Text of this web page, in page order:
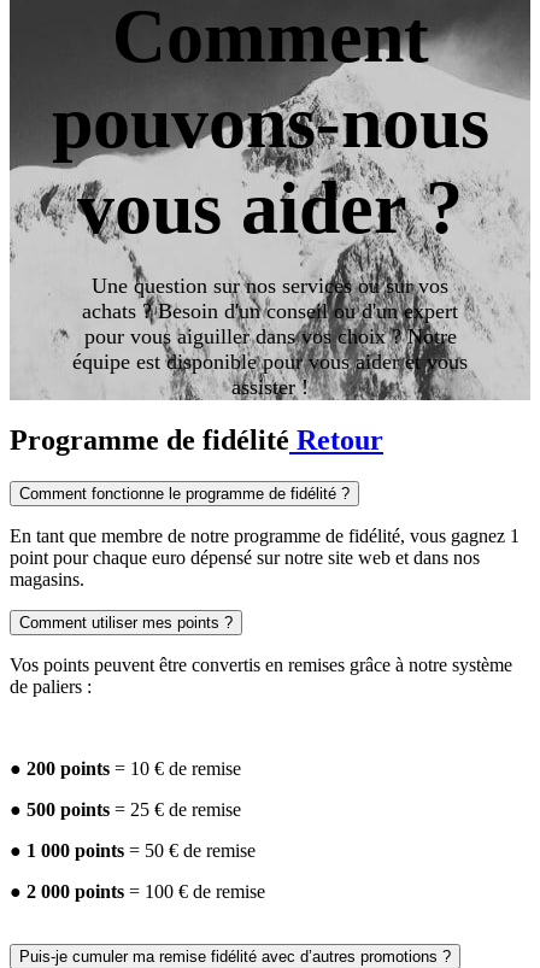
Comment
pouvons-nous
vous aider ?​
Une question sur nos services ou sur vos
achats ? Besoin d'un conseil ou d'un expert
pour vous aiguiller dans vos choix ? Notre
équipe est disponible pour vous aider et vous
assister !
Programme de fidélité Retour
Comment fonctionne le programme de fidélité ?
En tant que membre de notre programme de fidélité, vous gagnez 1
point pour chaque euro dépensé sur notre site web et dans nos
magasins.
Comment utiliser mes points ?
Vos points peuvent être convertis en remises grâce à notre système
de paliers :
● 200 points = 10 € de remise
● 500 points = 25 € de remise
● 1 000 points = 50 € de remise
● 2 000 points = 100 € de remise
Puis-je cumuler ma remise fidélité avec d’autres promotions ?